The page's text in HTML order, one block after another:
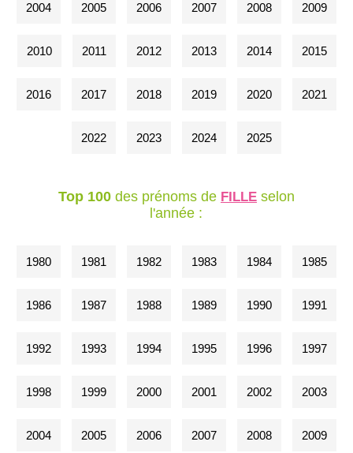
2004 2005 2006 2007 2008 2009
2010 2011 2012 2013 2014 2015
2016 2017 2018 2019 2020 2021
2022 2023 2024 2025
Top 100des prénoms de FILLEselon
l'année :
1980 1981 1982 1983 1984 1985
1986 1987 1988 1989 1990 1991
1992 1993 1994 1995 1996 1997
1998 1999 2000 2001 2002 2003
2004 2005 2006 2007 2008 2009